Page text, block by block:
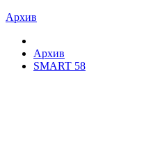
Архив
Архив
SMART 58